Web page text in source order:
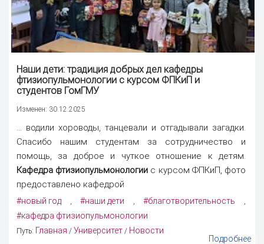
Наши дети: традиция добрых дел кафедры
фтизиопульмонологии с курсом ФПКиП и
студентов ГомГМУ
Изменен: 30.12.2025
... водили хороводы, танцевали и отгадывали загадки.
Спасибо нашим студентам за сотрудничество и
помощь, за доброе и чуткое отношение к детям.
Кафедра фтизиопульмонологии с курсом ФПКиП, фото
предоставлено кафедрой
#новый год ,#наши дети ,#благотворительность ,
#кафедра фтизиопульмонологии
Путь: Главная / Университет / Новости
Подробнее